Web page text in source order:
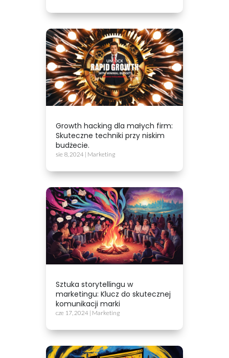
Growth hacking dla małych firm:
Skuteczne techniki przy niskim
budżecie.
sie 8, 2024 | Marketing
Sztuka storytellingu w
marketingu: Klucz do skutecznej
komunikacji marki
cze 17, 2024 | Marketing